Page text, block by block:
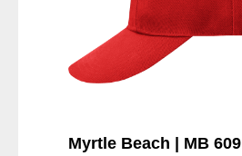
Myrtle Beach | MB 609